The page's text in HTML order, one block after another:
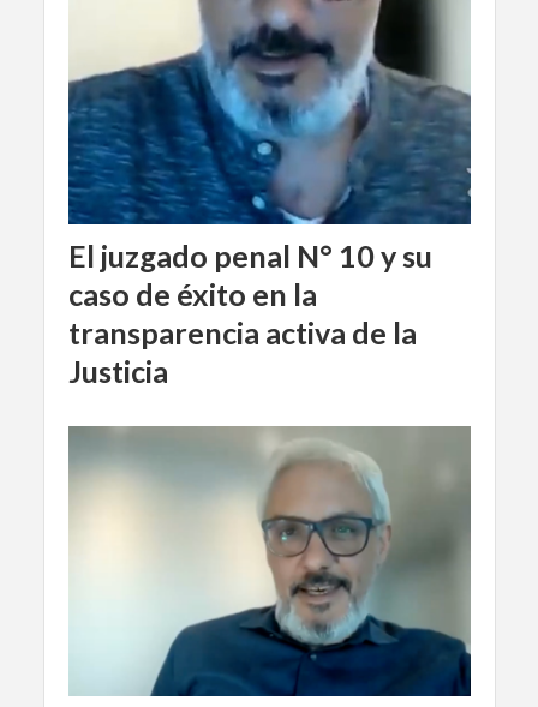
El juzgado penal N° 10 y su
caso de éxito en la
transparencia activa de la
Justicia